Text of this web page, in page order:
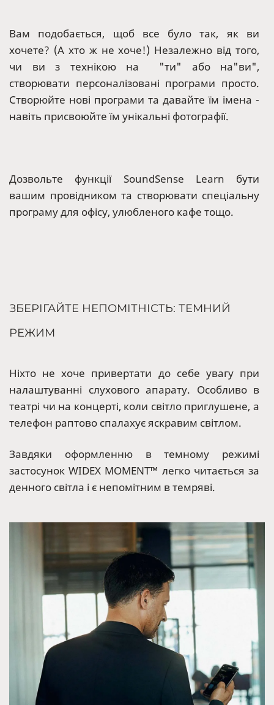
Вам подобається, щоб все було так, як ви
хочете? (А хто ж не хоче!) Незалежно від того,
чи ви з технікою на "ти" або на"ви",
створювати персоналізовані програми просто.
Створюйте нові програми та давайте їм імена -
навіть присвоюйте їм унікальні фотографії.
Дозвольте функції SoundSense Learn бути
вашим провідником та створювати спеціальну
програму для офісу, улюбленого кафе тощо.
ЗБЕРІГАЙТЕ НЕПОМІТНІСТЬ: ТЕМНИЙ
РЕЖИМ
Ніхто не хоче привертати до себе увагу при
налаштуванні слухового апарату. Особливо в
театрі чи на концерті, коли світло приглушене, а
телефон раптово спалахує яскравим світлом.
Завдяки оформленню в темному режимі
застосунок WIDEX MOMENT™ легко читається за
денного світла і є непомітним в темряві.